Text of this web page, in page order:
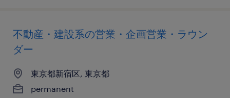
不動産・建設系の営業・企画営業・ラウン
ダー
東京都新宿区, 東京都
permanent